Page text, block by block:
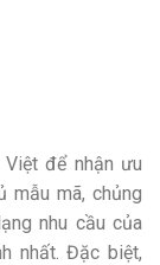
Việt để nhận ưu
mẫu mã, chủng
nhu cầu của
nhất. Đặc biệt,